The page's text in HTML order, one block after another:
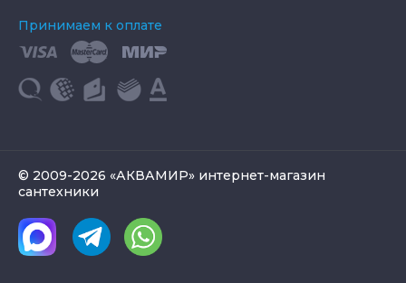
Принимаем к оплате
© 2009-2026 «АКВАМИР» интернет-магазин
сантехники